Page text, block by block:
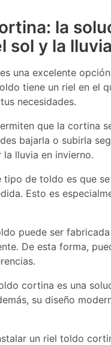
la
sol y la lluvia
es una excelente
tiene un riel en el
necesidades.
que la cortina
bajarla o subirla
lluvia en invierno.
tipo de toldo es que
Esto es
puede ser
De esta forma,
cortina es una
su diseño
un riel toldo